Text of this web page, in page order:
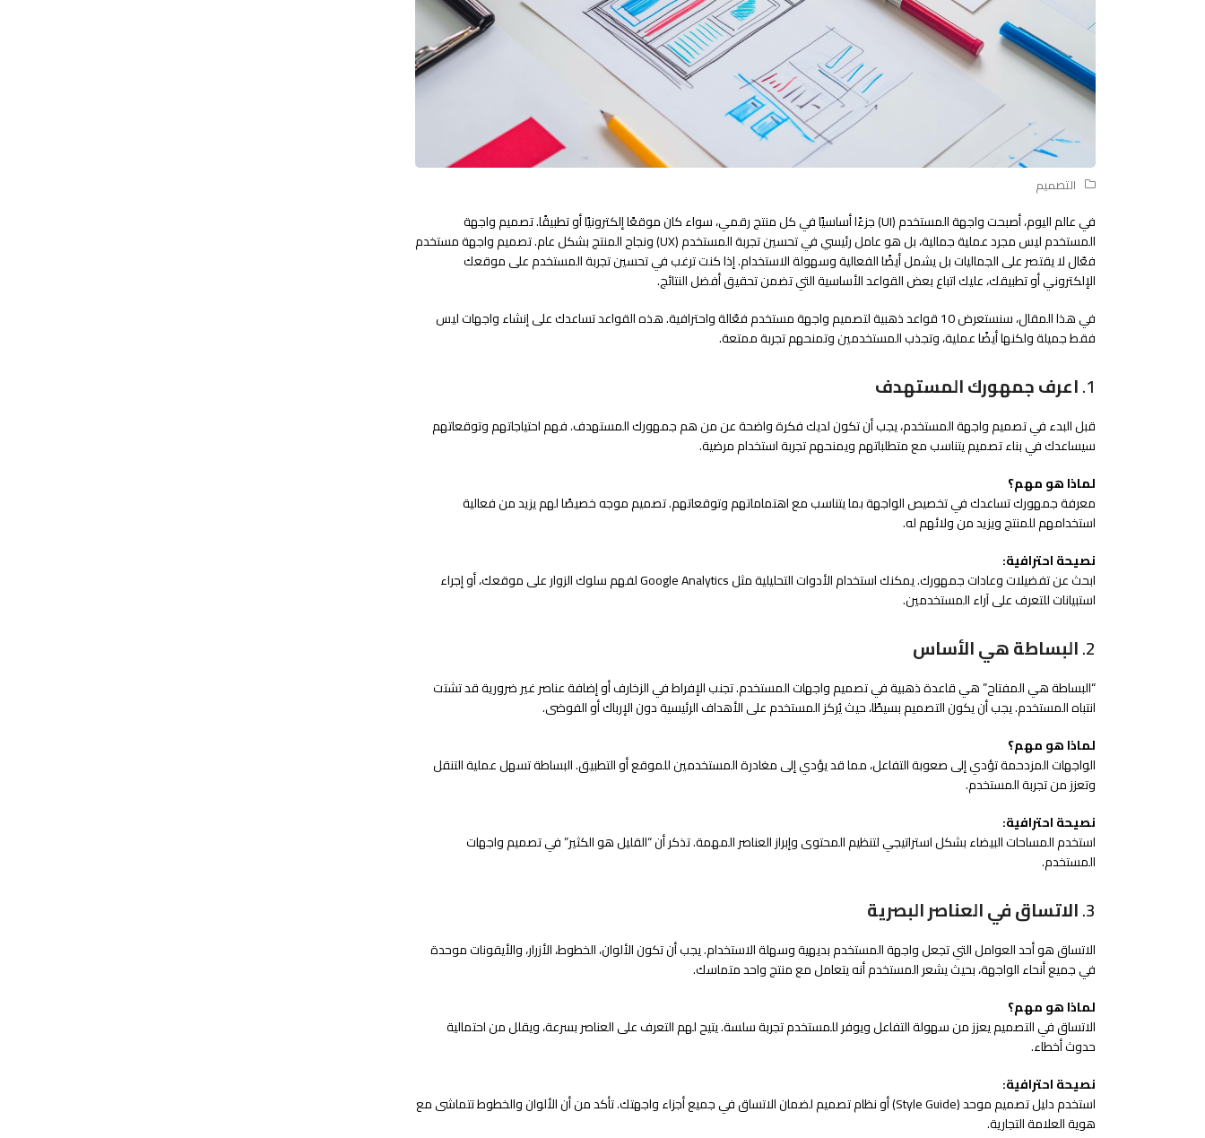
التصميم
في عالم اليوم، أصبحت واجهة المستخدم (UI) جزءًا أساسيًا في كل منتج رقمي، سواء كان موقعًا إلكترونيًا أو تطبيقًا. تصميم واجهة
المستخدم ليس مجرد عملية جمالية، بل هو عامل رئيسي في تحسين تجربة المستخدم (UX) ونجاح المنتج بشكل عام. تصميم واجهة مستخدم
فعّال لا يقتصر على الجماليات بل يشمل أيضًا الفعالية وسهولة الاستخدام. إذا كنت ترغب في تحسين تجربة المستخدم على موقعك
الإلكتروني أو تطبيقك، عليك اتباع بعض القواعد الأساسية التي تضمن تحقيق أفضل النتائج.
في هذا المقال، سنستعرض 10 قواعد ذهبية لتصميم واجهة مستخدم فعّالة واحترافية. هذه القواعد تساعدك على إنشاء واجهات ليس
فقط جميلة ولكنها أيضًا عملية، وتجذب المستخدمين وتمنحهم تجربة ممتعة.
1. اعرف جمهورك المستهدف
قبل البدء في تصميم واجهة المستخدم، يجب أن تكون لديك فكرة واضحة عن من هم جمهورك المستهدف. فهم احتياجاتهم وتوقعاتهم
سيساعدك في بناء تصميم يتناسب مع متطلباتهم ويمنحهم تجربة استخدام مرضية.
لماذا هو مهم؟
معرفة جمهورك تساعدك في تخصيص الواجهة بما يتناسب مع اهتماماتهم وتوقعاتهم. تصميم موجه خصيصًا لهم يزيد من فعالية
استخدامهم للمنتج ويزيد من ولائهم له.
نصيحة احترافية:
ابحث عن تفضيلات وعادات جمهورك. يمكنك استخدام الأدوات التحليلية مثل Google Analytics لفهم سلوك الزوار على موقعك، أو إجراء
استبيانات للتعرف على آراء المستخدمين.
2. البساطة هي الأساس
“البساطة هي المفتاح” هي قاعدة ذهبية في تصميم واجهات المستخدم. تجنب الإفراط في الزخارف أو إضافة عناصر غير ضرورية قد تشتت
انتباه المستخدم. يجب أن يكون التصميم بسيطًا، حيث يُركز المستخدم على الأهداف الرئيسية دون الإرباك أو الفوضى.
لماذا هو مهم؟
الواجهات المزدحمة تؤدي إلى صعوبة التفاعل، مما قد يؤدي إلى مغادرة المستخدمين للموقع أو التطبيق. البساطة تسهل عملية التنقل
وتعزز من تجربة المستخدم.
نصيحة احترافية:
استخدم المساحات البيضاء بشكل استراتيجي لتنظيم المحتوى وإبراز العناصر المهمة. تذكر أن “القليل هو الكثير” في تصميم واجهات
المستخدم.
3. الاتساق في العناصر البصرية
الاتساق هو أحد العوامل التي تجعل واجهة المستخدم بديهية وسهلة الاستخدام. يجب أن تكون الألوان، الخطوط، الأزرار، والأيقونات موحدة
في جميع أنحاء الواجهة، بحيث يشعر المستخدم أنه يتعامل مع منتج واحد متماسك.
لماذا هو مهم؟
الاتساق في التصميم يعزز من سهولة التفاعل ويوفر للمستخدم تجربة سلسة. يتيح لهم التعرف على العناصر بسرعة، ويقلل من احتمالية
حدوث أخطاء.
نصيحة احترافية:
استخدم دليل تصميم موحد (Style Guide) أو نظام تصميم لضمان الاتساق في جميع أجزاء واجهتك. تأكد من أن الألوان والخطوط تتماشى مع
هوية العلامة التجارية.